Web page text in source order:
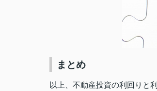
まとめ
以上、不動産投資の利回りと